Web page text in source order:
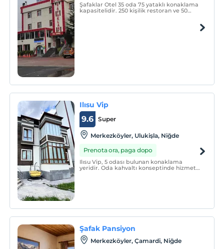
Şafaklar Otel 35 oda 75 yataklı konaklama
kapasitelidir. 250 kişilik restoran ve 50
Ilısu Vip
Super
9.6
Merkezköyler, Ulukişla, Niğde
Prenota ora, paga dopo
Ilısu Vip, 5 odası bulunan konaklama
yeridir. Oda kahvaltı konseptinde hizmet
Şafak Pansiyon
Merkezköyler, Çamardi, Niğde